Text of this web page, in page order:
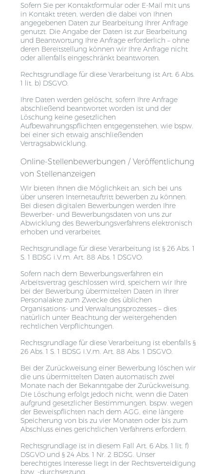
Sofern Sie per Kontaktformular oder E-Mail mit uns
in Kontakt treten, werden die dabei von Ihnen
angegebenen Daten zur Bearbeitung Ihrer Anfrage
genutzt. Die Angabe der Daten ist zur Bearbeitung
und Beantwortung Ihre Anfrage erforderlich – ohne
deren Bereitstellung können wir Ihre Anfrage nicht
oder allenfalls eingeschränkt beantworten.
Rechtsgrundlage für diese Verarbeitung ist Art. 6 Abs.
1 lit. b) DSGVO.
Ihre Daten werden gelöscht, sofern Ihre Anfrage
abschließend beantwortet worden ist und der
Löschung keine gesetzlichen
Aufbewahrungspflichten entgegenstehen, wie bspw.
bei einer sich etwaig anschließenden
Vertragsabwicklung.
Online-Stellenbewerbungen / Veröffentlichung
von Stellenanzeigen
Wir bieten Ihnen die Möglichkeit an, sich bei uns
über unseren Internetauftritt bewerben zu können.
Bei diesen digitalen Bewerbungen werden Ihre
Bewerber- und Bewerbungsdaten von uns zur
Abwicklung des Bewerbungsverfahrens elektronisch
erhoben und verarbeitet.
Rechtsgrundlage für diese Verarbeitung ist § 26 Abs. 1
S. 1 BDSG i.V.m. Art. 88 Abs. 1 DSGVO.
Sofern nach dem Bewerbungsverfahren ein
Arbeitsvertrag geschlossen wird, speichern wir Ihre
bei der Bewerbung übermittelten Daten in Ihrer
Personalakte zum Zwecke des üblichen
Organisations- und Verwaltungsprozesses – dies
natürlich unter Beachtung der weitergehenden
rechtlichen Verpflichtungen.
Rechtsgrundlage für diese Verarbeitung ist ebenfalls §
26 Abs. 1 S. 1 BDSG i.V.m. Art. 88 Abs. 1 DSGVO.
Bei der Zurückweisung einer Bewerbung löschen wir
die uns übermittelten Daten automatisch zwei
Monate nach der Bekanntgabe der Zurückweisung.
Die Löschung erfolgt jedoch nicht, wenn die Daten
aufgrund gesetzlicher Bestimmungen, bspw. wegen
der Beweispflichten nach dem AGG, eine längere
Speicherung von bis zu vier Monaten oder bis zum
Abschluss eines gerichtlichen Verfahrens erfordern.
Rechtsgrundlage ist in diesem Fall Art. 6 Abs. 1 lit. f)
DSGVO und § 24 Abs. 1 Nr. 2 BDSG. Unser
berechtigtes Interesse liegt in der Rechtsverteidigung
bzw. -durchsetzung.